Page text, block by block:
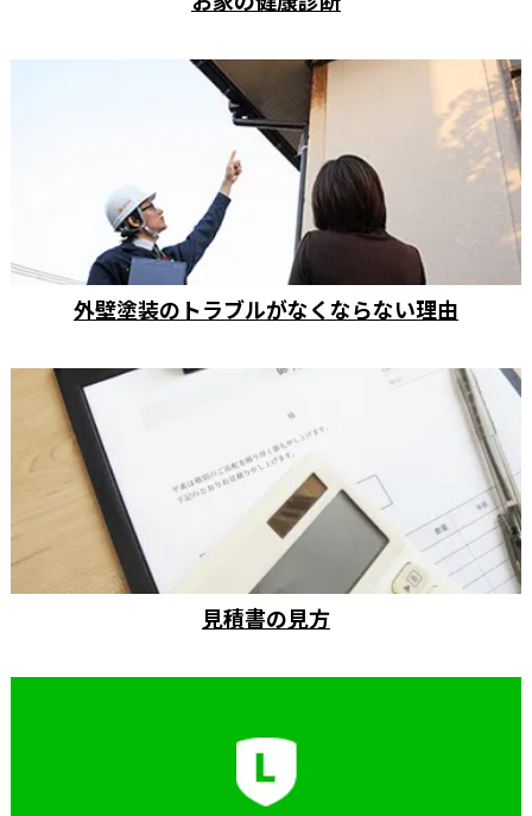
外壁塗装のトラブルがなくならない理由
見積書の見方